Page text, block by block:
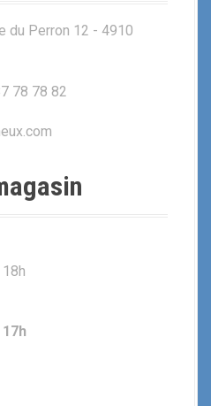
du Perron 12 - 4910
78 78 82
17h